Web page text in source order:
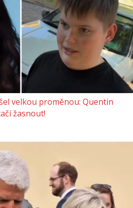
velkou proměnou: Quentin
žasnout!